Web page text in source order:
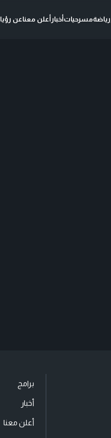
رياضةمسرحياتأخبارأعلن معناعن رؤيا
برامج
أخبار
أعلن معنا